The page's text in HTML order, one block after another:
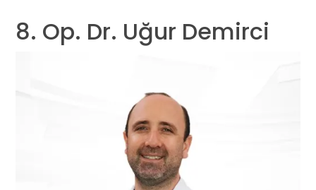
8. Op. Dr. Uğur Demirci